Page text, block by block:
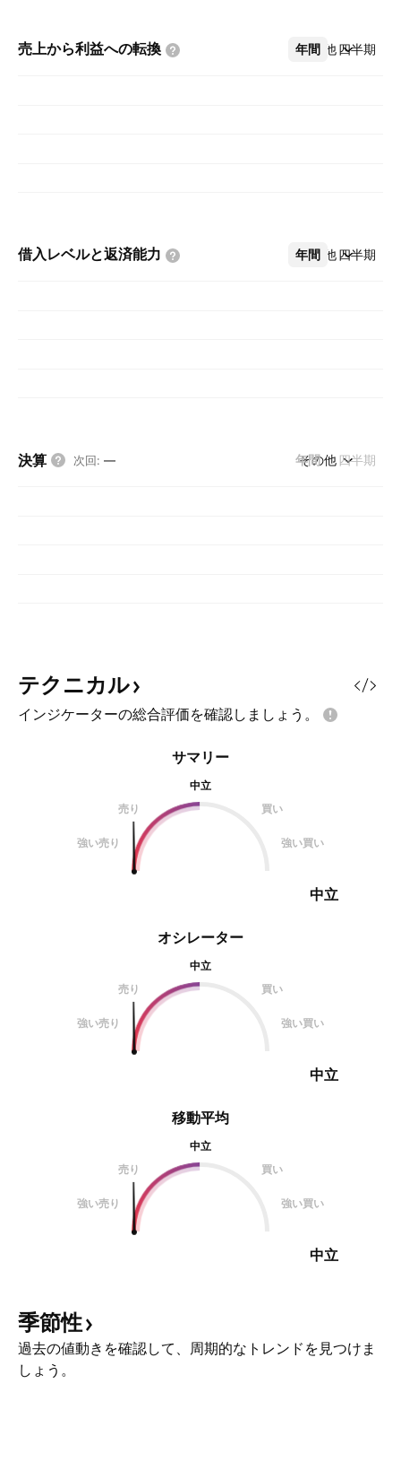
売上から利益への転換 年間 四半期
その他
借入レベルと返済能力 年間 四半期
その他
決算 次回: — 年間 四半期
その他
テクニカル
インジケーターの総合評価を確認しましょう。
オシレーター
中立
売り
買い
強い売り 強い買い
中立
サマリー
中立
売り
買い
強い売り 強い買い
中立
移動平均
中立
売り
買い
強い売り 強い買い
中立
季節性
過去の値動きを確認して、周期的なトレンドを見つけま
しょう。